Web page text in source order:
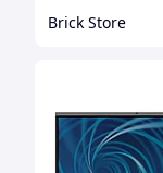
Brick Store